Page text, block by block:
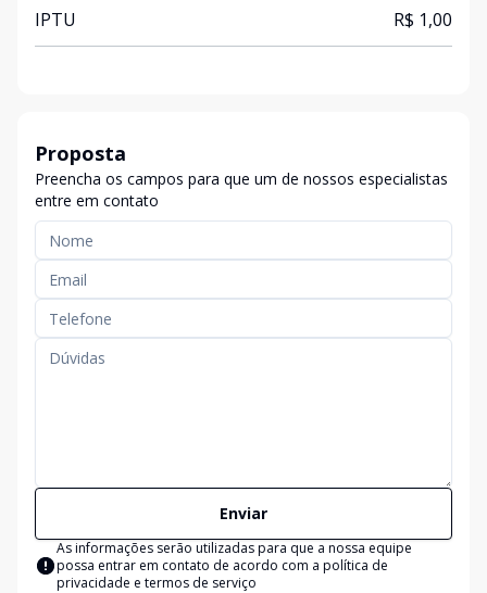
IPTU R$ 1,00
Proposta
Preencha os campos para que um de nossos especialistas
entre em contato
Enviar
As informações serão utilizadas para que a nossa equipe
possa entrar em contato de acordo com a política de
privacidade e termos de serviço